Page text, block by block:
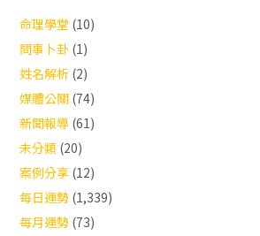
命理學堂 (10)
問事卜卦 (1)
姓名解析 (2)
媒體公關 (74)
新聞報導 (61)
未分類 (20)
案例分享 (12)
每日運勢 (1,339)
每月運勢 (73)